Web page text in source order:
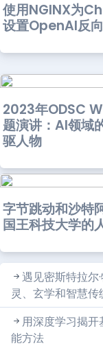
使用NGINX为
设置OpenAI反
2023年ODSC
题演讲：AI领域
驱人物
字节跳动和沙特
国王科技大学的
遇见密斯特拉尔
灵、玄学和智慧
用深度学习揭
能方法